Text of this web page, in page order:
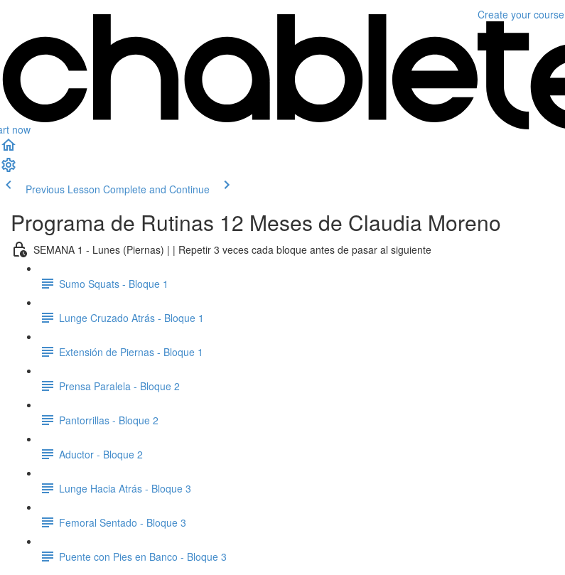
now
Create your course
Previous Lesson Complete and Continue
Programa de Rutinas 12 Meses de Claudia Moreno
SEMANA 1 - Lunes (Piernas) | | Repetir 3 veces cada bloque antes de pasar al siguiente
Sumo Squats - Bloque 1
Lunge Cruzado Atrás - Bloque 1
Extensión de Piernas - Bloque 1
Prensa Paralela - Bloque 2
Pantorrillas - Bloque 2
Aductor - Bloque 2
Lunge Hacia Atrás - Bloque 3
Femoral Sentado - Bloque 3
Puente con Pies en Banco - Bloque 3